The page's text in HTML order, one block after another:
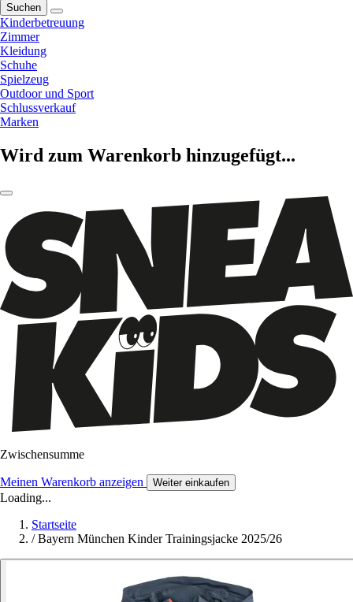
Suchen
Kinderbetreuung
Zimmer
Kleidung
Schuhe
Spielzeug
Outdoor und Sport
Schlussverkauf
Marken
Wird zum Warenkorb hinzugefügt...
Zwischensumme
Meinen Warenkorb anzeigen Weiter einkaufen
Loading...
Startseite
/ Bayern München Kinder Trainingsjacke 2025/26